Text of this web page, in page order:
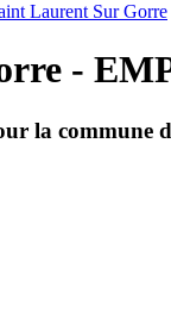
Laurent Sur Gorre
-
la commune